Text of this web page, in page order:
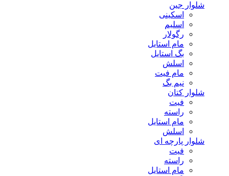
شلوار جین
اسکینی
اسلیم
رگولار
مام استایل
بگ استایل
اسلش
مام فیت
نیم بگ
شلوار کتان
فیت
راسته
مام استایل
اسلش
شلوار پارچه ای
فیت
راسته
مام استایل